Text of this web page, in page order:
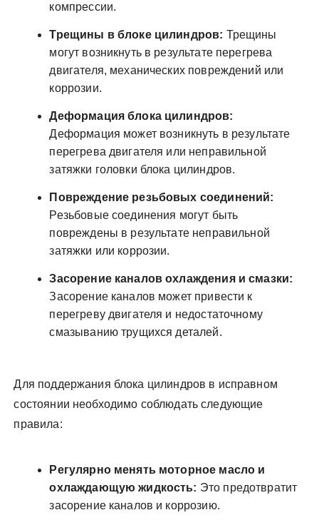
компрессии.
Трещины в блоке цилиндров: Трещины
могут возникнуть в результате перегрева
двигателя, механических повреждений или
коррозии.
Деформация блока цилиндров:
Деформация может возникнуть в результате
перегрева двигателя или неправильной
затяжки головки блока цилиндров.
Повреждение резьбовых соединений:
Резьбовые соединения могут быть
повреждены в результате неправильной
затяжки или коррозии.
Засорение каналов охлаждения и смазки:
Засорение каналов может привести к
перегреву двигателя и недостаточному
смазыванию трущихся деталей.
Для поддержания блока цилиндров в исправном
состоянии необходимо соблюдать следующие
правила:
Регулярно менять моторное масло и
охлаждающую жидкость: Это предотвратит
засорение каналов и коррозию.